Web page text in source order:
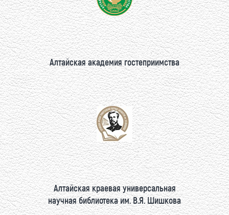
Алтайская академия гостеприимства
Алтайская краевая универсальная
научная библиотека им. В.Я. Шишкова